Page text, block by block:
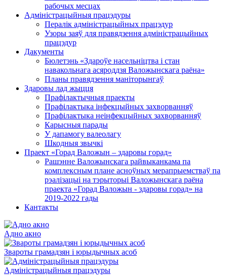
рабочых месцах
Адміністрацыйныя працэдуры
Пералік адміністрацыйных працэдур
Узоры заяў для правядзення адміністрацыйных
працэдур
Дакументы
Бюлетэнь «Здароўе насельніцтва і стан
навакольнага асяроддзя Валожынскага раёна»
Планы правядзення маніторынгаў
Здаровы лад жыцця
Прафілактычныя праекты
Прафілактыка інфекцыйных захворванняў
Прафілактыка неінфекцыйных захворванняў
Карысныя парады
У дапамогу валеолагу
Шкодныя звычкі
Праект «Горад Валожын – здаровы горад»
Рашэнне Валожынскага райвыканкама па
комплексным плане асноўных мерапрыемстваў па
рэалізацыі на тэрыторыі Валожынскага раёна
праекта «Горад Валожын - здаровы горад» на
2019-2022 гады
Кантакты
Адно акно
Звароты грамадзян і юрыдычных асоб
Адміністрацыйныя працэдуры